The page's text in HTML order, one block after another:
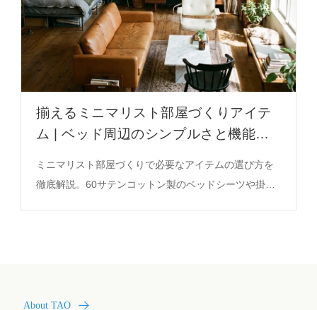
揃えるミニマリスト部屋づくりアイテ
ム | ベッド周辺のシンプルさと機能性
ミニマリスト部屋づくりで必要なアイテムの選び方を
徹底解説。60サテンコットン製のベッドシーツや掛け
About TAO